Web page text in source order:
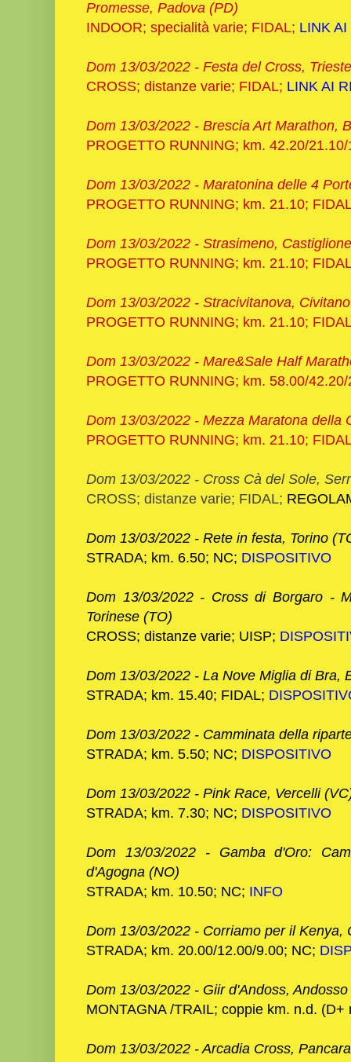
Promesse, Padova (PD)
INDOOR; specialità varie; FIDAL; LINK AI
Dom 13/03/2022 - Festa del Cross,
CROSS; distanze varie; FIDAL; LINK AI
Dom 13/03/2022 - Brescia Art Marathon,
PROGETTO RUNNING; km. 42.20/
Dom 13/03/2022 - Maratonina delle 4
PROGETTO RUNNING; km. 21.10;
Dom 13/03/2022 - Strasimeno,
PROGETTO RUNNING; km. 21.10;
Dom 13/03/2022 - Stracivitanova,
PROGETTO RUNNING; km. 21.10;
Dom 13/03/2022 - Mare&Sale Half
PROGETTO RUNNING; km. 58.00/
Dom 13/03/2022 - Mezza Maratona della
PROGETTO RUNNING; km. 21.10;
Dom 13/03/2022 - Cross Cà del Sole,
CROSS; distanze varie; FIDAL;
Dom 13/03/2022 - Rete in festa, Torino
STRADA; km. 6.50; NC; DISPOSITIVO
Dom 13/03/2022 - Cross di Borgaro -
Torinese (TO)
CROSS; distanze varie; UISP;
Dom 13/03/2022 - La Nove Miglia di Bra,
STRADA; km. 15.40; FIDAL;
Dom 13/03/2022 - Camminata della
STRADA; km. 5.50; NC; DISPOSITIVO
Dom 13/03/2022 - Pink Race, Vercelli
STRADA; km. 7.30; NC; DISPOSITIVO
Dom 13/03/2022 - Gamba d'Oro:
d'Agogna (NO)
STRADA; km. 10.50; NC; INFO
Dom 13/03/2022 - Corriamo per il Kenya,
STRADA; km. 20.00/12.00/9.00; NC;
Dom 13/03/2022 - Giir d'Andoss,
MONTAGNA /TRAIL; coppie km. n.d.
Dom 13/03/2022 - Arcadia Cross,